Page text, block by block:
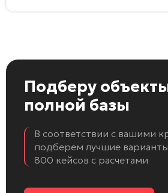
Подберу
полной базы
В соответствии с вашими
подберем лучшие
800 кейсов с расчетами